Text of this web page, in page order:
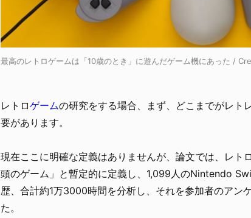
最高のレトロゲームは「10歳のとき」に遊んだゲーム機にあった /
レトロゲームの研究をする場合、まず、どこまでがレト
要があります。
現在ここに明確な定義はありませんが、論文では、レ
頭のゲーム」と暫定的に定義し、1,099人のNintendo
歴、合計約1万3000時間を分析し、それを参加者のアン
た。